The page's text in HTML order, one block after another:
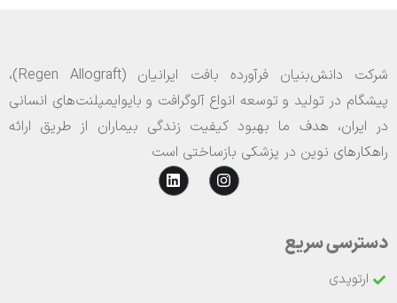
شرکت دانش‌بنیان فرآورده بافت ایرانیان (Regen Allograft)،
پیشگام در تولید و توسعه انواع آلوگرافت و بایوایمپلنت‌های انسانی
در ایران، هدف ما بهبود کیفیت زندگی بیماران از طریق ارائه
راهکارهای نوین در پزشکی بازساختی است
دسترسی سریع
ارتوپدی